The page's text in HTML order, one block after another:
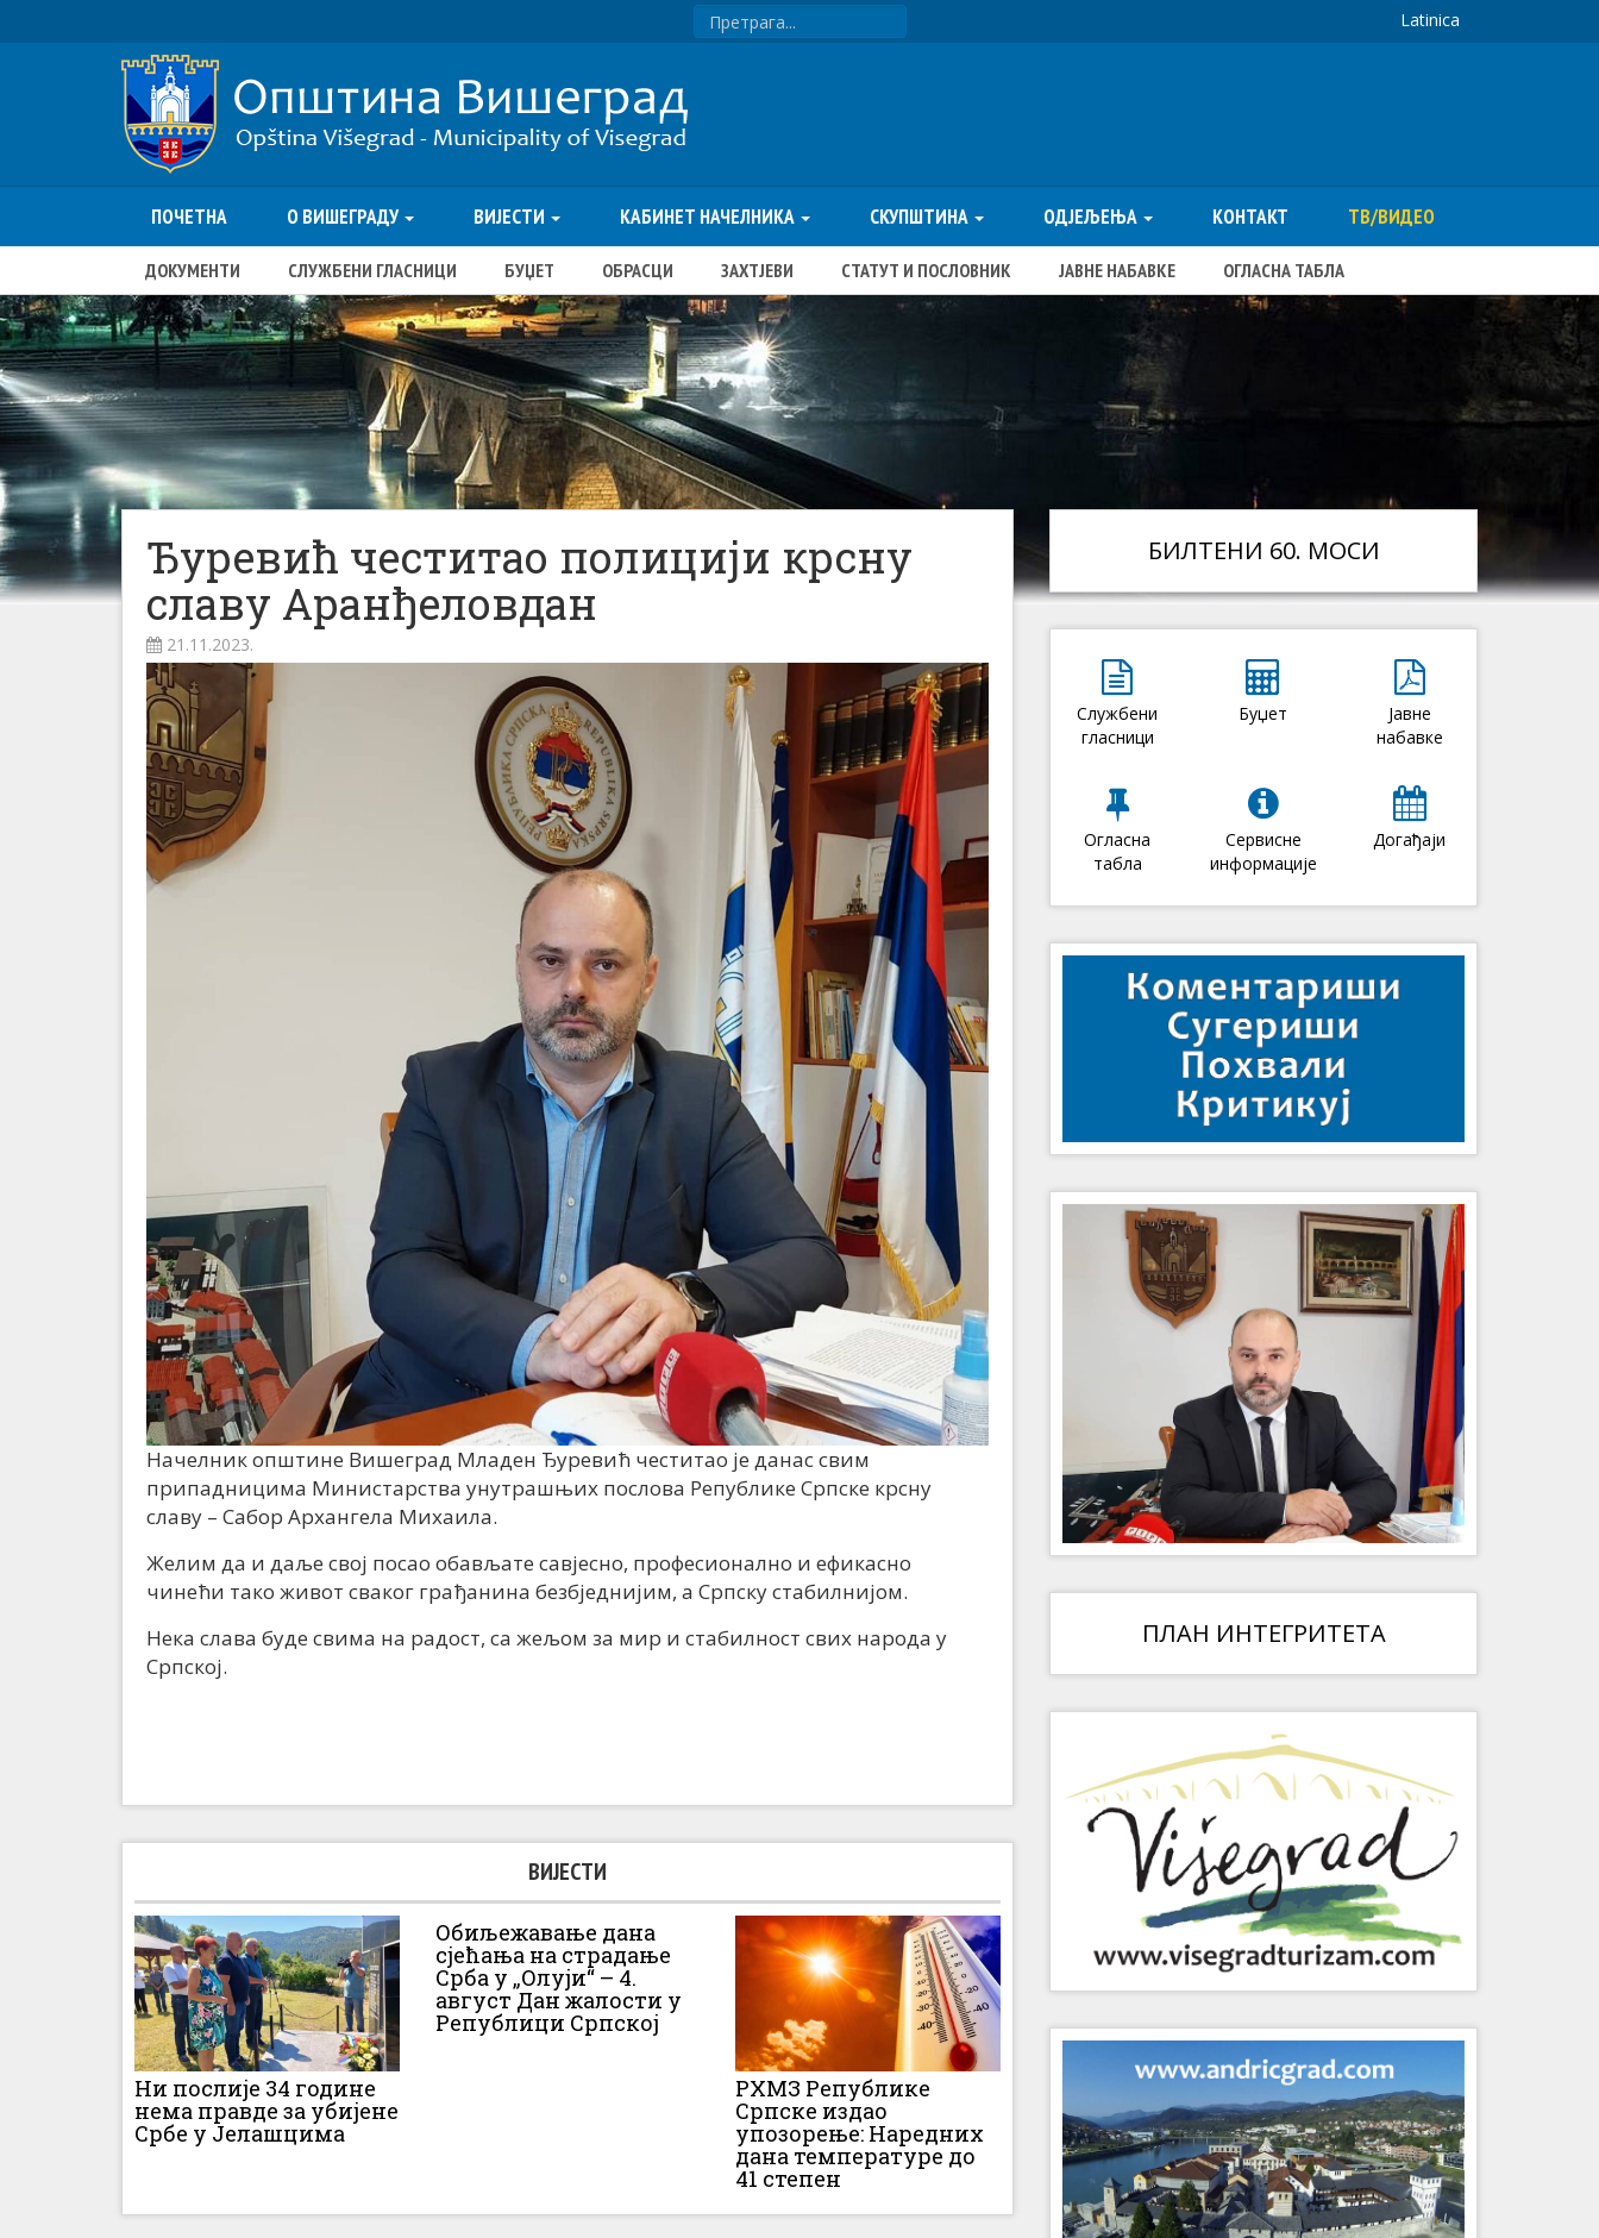
Latinica
ПОЧЕТНА О ВИШЕГРАДУ ВИЈЕСТИ КАБИНЕТ НАЧЕЛНИКА СКУПШТИНА ОДЈЕЉЕЊА КОНТАКТ ТВ/ВИДЕО
ДОКУМЕНТИ СЛУЖБЕНИ ГЛАСНИЦИ БУЏЕТ ОБРАСЦИ ЗАХТЈЕВИ СТАТУТ И ПОСЛОВНИК ЈАВНЕ НАБАВКЕ ОГЛАСНА ТАБЛА
Ђуревић честитао полицији крсну
славу Аранђеловдан
21.11.2023.
Начелник општине Вишеград Младен Ђуревић честитао је данас свим
припадницима Министарства унутрашњих послова Републике Српске крсну
славу – Сабор Архангела Михаила.
Желим да и даље свој посао обављате савјесно, професионално и ефикасно
чинећи тако живот сваког грађанина безбједнијим, а Српску стабилнијом.
Нека слава буде свима на радост, са жељом за мир и стабилност свих народа у
Српској.
ВИЈЕСТИ
Ни послије 34 године
нема правде за убијене
Србе у Јелашцима
Обиљежавање дана
сјећања на страдање
Срба у „Олуји“ – 4.
август Дан жалости у
Републици Српској
РХМЗ Републике
Српске издао
упозорење: Наредних
дана температуре до
41 степен
БИЛТЕНИ 60. МОСИ
Службени
гласници
Буџет
Јавне
набавке
Огласна
табла
Сервисне
информације
Догађаји
ПЛАН ИНТЕГРИТЕТА